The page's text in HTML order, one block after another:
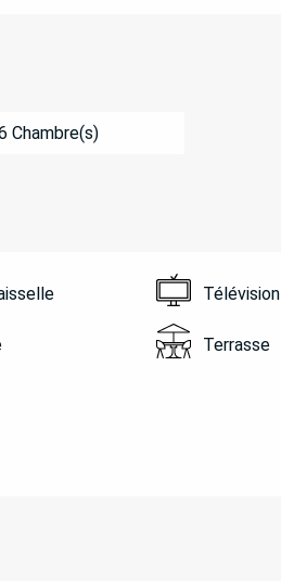
Chambre(s)
Télévision
Terrasse